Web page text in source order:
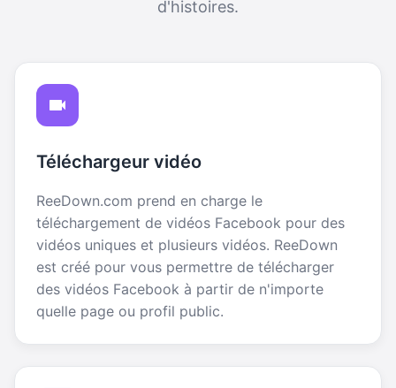
d'histoires.
Téléchargeur vidéo
ReeDown.com prend en charge le
téléchargement de vidéos Facebook pour des
vidéos uniques et plusieurs vidéos. ReeDown
est créé pour vous permettre de télécharger
des vidéos Facebook à partir de n'importe
quelle page ou profil public.